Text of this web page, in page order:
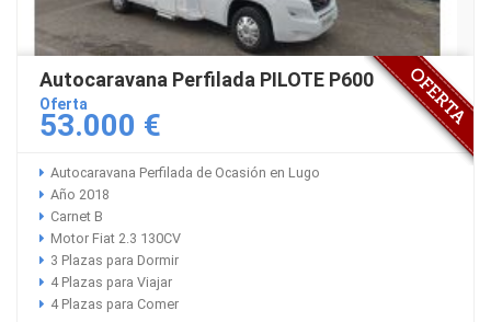
Autocaravana Perfilada PILOTE P600
Oferta
53.000 €
Autocaravana Perfilada de Ocasión en Lugo
Año 2018
Carnet B
Motor Fiat 2.3 130CV
3 Plazas para Dormir
4 Plazas para Viajar
4 Plazas para Comer